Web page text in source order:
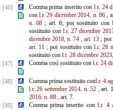
[46] Comma prima inserito con l.r. 24
con l.r. 29 dicembre 2014, n. 86,
n. 68; art. 6; poi sostituito con
sostituito con l.r. 27 dicembre
dicembre 2018, n. 74 , art. 13 ; poi
art. 11; poi sostituito conl.r. 28
sostituito con l.r. 28 dicembre
[47]
Comma così sostituito con l.r. 24
[48] Comma prima sostituito conl.r. 4
l.r. 26 settembre 2014, n. 52 ,art.
2016, n. 88, art. 7.
[49]
Comma prima inserito conl.r. 4